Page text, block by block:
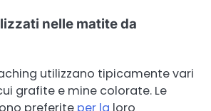
nelle matite da
utilizzano tipicamente vari
grafite e mine colorate. Le